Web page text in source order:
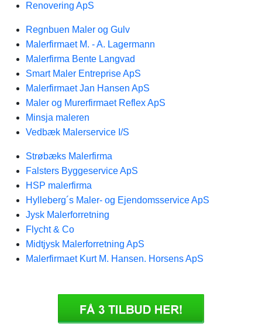
Renovering ApS
Regnbuen Maler og Gulv
Malerfirmaet M. - A. Lagermann
Malerfirma Bente Langvad
Smart Maler Entreprise ApS
Malerfirmaet Jan Hansen ApS
Maler og Murerfirmaet Reflex ApS
Minsja maleren
Vedbæk Malerservice I/S
Strøbæks Malerfirma
Falsters Byggeservice ApS
HSP malerfirma
Hylleberg´s Maler- og Ejendomsservice ApS
Jysk Malerforretning
Flycht & Co
Midtjysk Malerforretning ApS
Malerfirmaet Kurt M. Hansen. Horsens ApS